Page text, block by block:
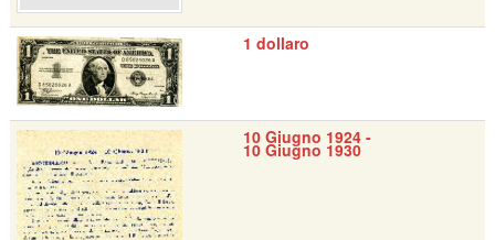
1 dollaro
10 Giugno 1924 -
10 Giugno 1930